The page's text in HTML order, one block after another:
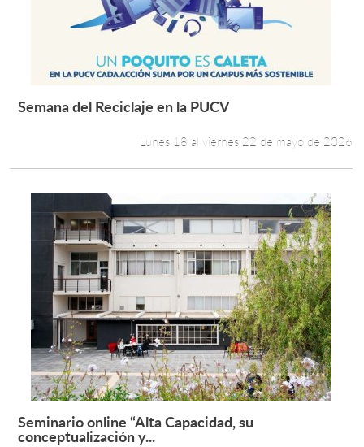
Académicos
Funcionarios
English
Semana del Reciclaje en la PUCV
Lunes 18 al viernes 22 de mayo de 2026
Leer más +
Seminario online “Alta Capacidad, su
conceptualización y...